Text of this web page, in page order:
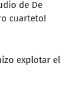
de De
cuarteto!
explotar el